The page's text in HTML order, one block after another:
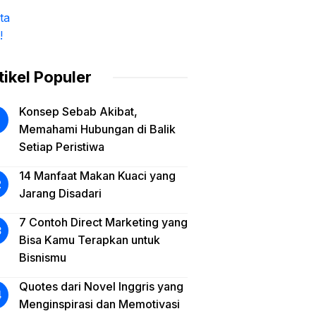
Populer
Konsep Sebab Akibat,
Memahami Hubungan di Balik
Setiap Peristiwa
14 Manfaat Makan Kuaci yang
Jarang Disadari
7 Contoh Direct Marketing yang
Bisa Kamu Terapkan untuk
Bisnismu
Quotes dari Novel Inggris yang
Menginspirasi dan Memotivasi